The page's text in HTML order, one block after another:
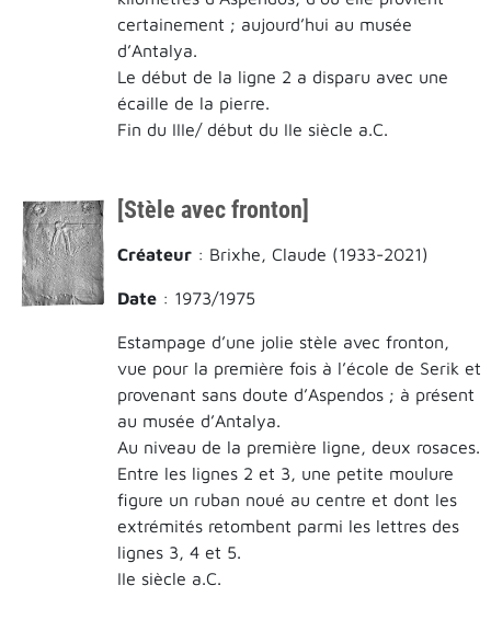
certainement ; aujourd’hui au musée
d’Antalya.
Le début de la ligne 2 a disparu avec une
écaille de la pierre.
Fin du IIIe/ début du IIe siècle a.C.
[Stèle avec fronton]
Créateur : Brixhe, Claude (1933-2021)
Date : 1973/1975
Estampage d’une jolie stèle avec fronton,
vue pour la première fois à l’école de Serik et
provenant sans doute d’Aspendos ; à présent
au musée d’Antalya.
Au niveau de la première ligne, deux rosaces.
Entre les lignes 2 et 3, une petite moulure
figure un ruban noué au centre et dont les
extrémités retombent parmi les lettres des
lignes 3, 4 et 5.
IIe siècle a.C.